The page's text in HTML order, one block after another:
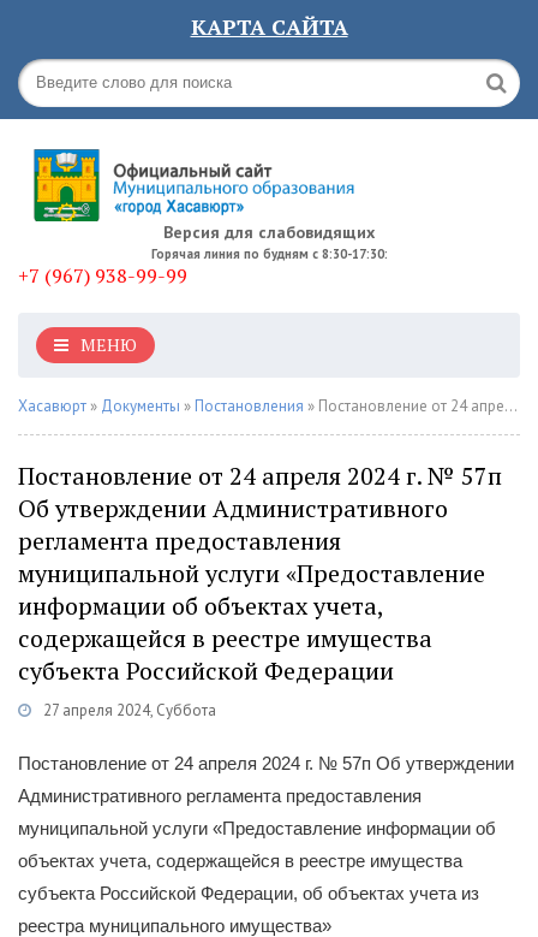
КАРТА САЙТА
Версия для слабовидящих
Горячая линия по будням с 8:30-17:30:
+7 (967) 938-99-99
МЕНЮ
Хасавюрт » Документы » Постановления » Постановление от 24 апреля 2024 г. № 57п Об утверждении Административного регламента предоставления муниципальной услуги «Предоставление информации об объектах учета, содержащейся в реестре имущества субъекта Российской Федерации
Постановление от 24 апреля 2024 г. № 57п
Об утверждении Административного
регламента предоставления
муниципальной услуги «Предоставление
информации об объектах учета,
содержащейся в реестре имущества
субъекта Российской Федерации
27 апреля 2024, Суббота
Постановление от 24 апреля 2024 г. № 57п Об утверждении
Административного регламента предоставления
муниципальной услуги «Предоставление информации об
объектах учета, содержащейся в реестре имущества
субъекта Российской Федерации, об объектах учета из
реестра муниципального имущества»